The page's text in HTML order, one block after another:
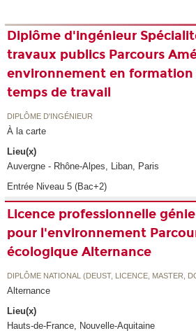
Diplôme d'ingénieur
travaux publics Parcours
environnement en
temps de travail
DIPLÔME D'INGÉNIEUR
À la carte
Lieu(x)
Auvergne - Rhône-Alpes, Liban, Paris
Entrée Niveau 5 (Bac+2)
Licence professionnelle
pour l'environnement
écologique Alternance
DIPLÔME NATIONAL (DEUST, LICENCE, MASTER,
Alternance
Lieu(x)
Hauts-de-France, Nouvelle-Aquitaine